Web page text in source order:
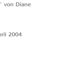
von Diane
2004